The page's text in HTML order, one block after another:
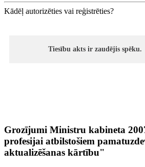
Kādēļ autorizēties vai reģistrēties?
Tiesību akts ir zaudējis spēku.
Grozījumi Ministru kabineta
profesijai atbilstošiem
aktualizēšanas kārtību"